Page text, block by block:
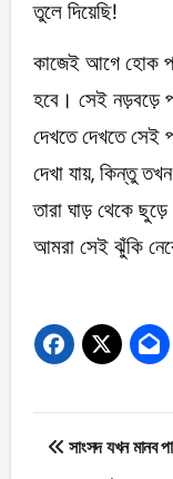
তুলে দিয়েছি!
কাজেই আগে হোক
হবে। সেই নড়বড়ে
দেখতে দেখতে সেই
দেখা যায়, কিন্তু
তারা ঘাড় থেকে
আমরা সেই ঝুঁকি
Post
সাংসদ যখন মানব